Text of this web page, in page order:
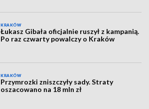
KRAKÓW
Łukasz Gibała oficjalnie ruszył z kampanią.
Po raz czwarty powalczy o Kraków
KRAKÓW
Przymrozki zniszczyły sady. Straty
oszacowano na 18 mln zł